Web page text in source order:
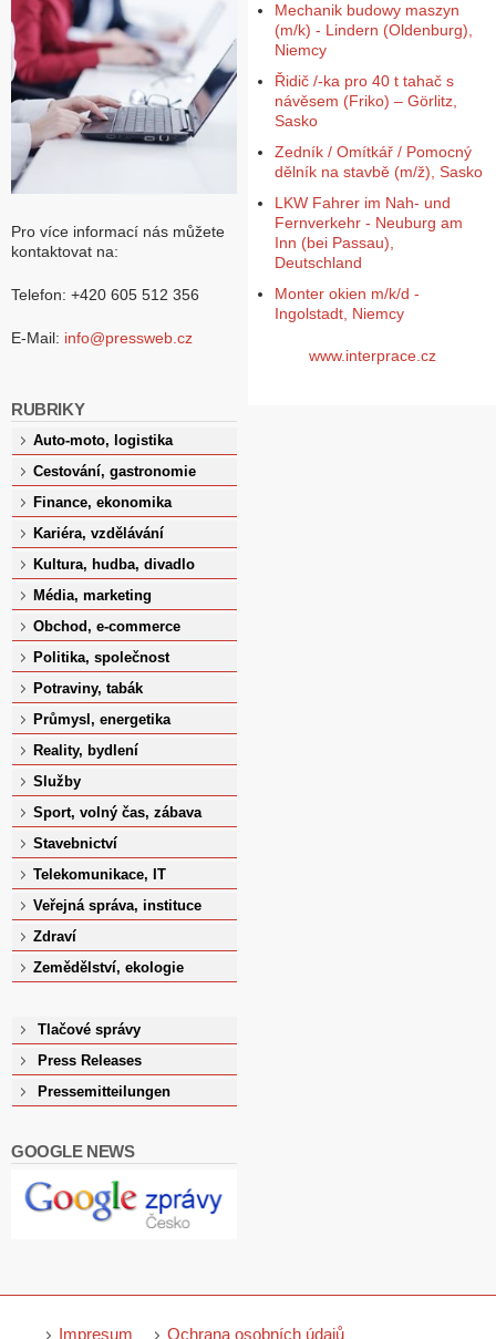
Pro více informací nás můžete
kontaktovat na:
Telefon: +420 605 512 356
E-Mail: info@pressweb.cz
RUBRIKY
Auto-moto, logistika
Cestování, gastronomie
Finance, ekonomika
Kariéra, vzdělávání
Kultura, hudba, divadlo
Média, marketing
Obchod, e-commerce
Politika, společnost
Potraviny, tabák
Průmysl, energetika
Reality, bydlení
Služby
Sport, volný čas, zábava
Stavebnictví
Telekomunikace, IT
Veřejná správa, instituce
Zdraví
Zemědělství, ekologie
Tlačové správy
Press Releases
Pressemitteilungen
GOOGLE NEWS
Mechanik budowy maszyn
(m/k) - Lindern (Oldenburg),
Niemcy
Řidič /-ka pro 40 t tahač s
návěsem (Friko) – Görlitz,
Sasko
Zedník / Omítkář / Pomocný
dělník na stavbě (m/ž), Sasko
LKW Fahrer im Nah- und
Fernverkehr - Neuburg am
Inn (bei Passau),
Deutschland
Monter okien m/k/d -
Ingolstadt, Niemcy
www.interprace.cz
Impresum Ochrana osobních údajů